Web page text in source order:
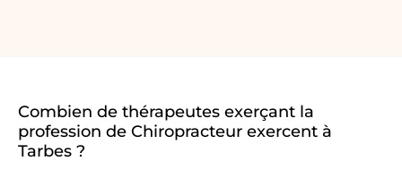
Combien de thérapeutes exerçant la
profession de Chiropracteur exercent à
Tarbes ?